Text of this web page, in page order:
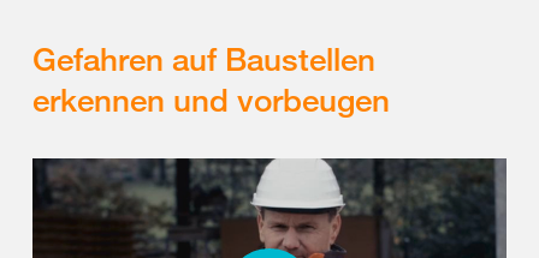
Gefahren auf Baustellen
erkennen und vorbeugen